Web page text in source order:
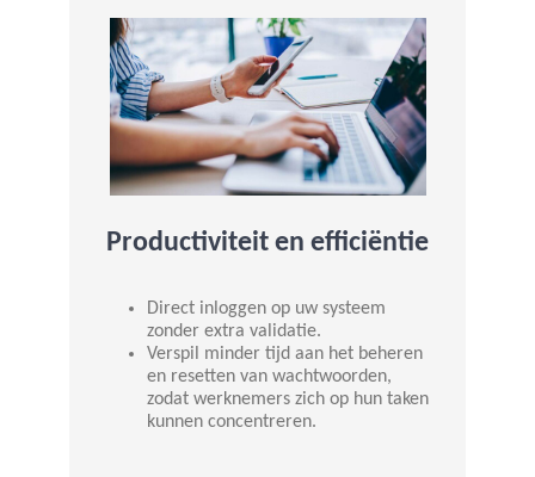
Productiviteit en efficiëntie
Direct inloggen op uw systeem
zonder extra validatie.
Verspil minder tijd aan het beheren
en resetten van wachtwoorden,
zodat werknemers zich op hun taken
kunnen concentreren.